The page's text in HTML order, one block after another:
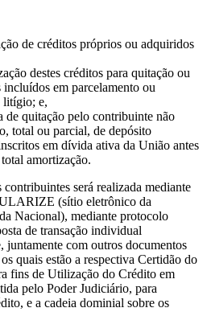
de créditos próprios ou adquiridos
destes créditos para quitação ou
em parcelamento ou
litígio; e,
de quitação pelo contribuinte não
total ou parcial, de depósito
em dívida ativa da União antes
amortização.
será realizada mediante
(sítio eletrônico da
Nacional), mediante protocolo
de transação individual
juntamente com outros documentos
quais estão a respectiva Certidão do
fins de Utilização do Crédito em
pelo Poder Judiciário, para
e a cadeia dominial sobre os